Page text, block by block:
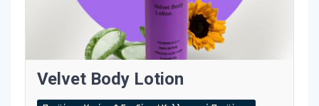
Velvet Body Lotion